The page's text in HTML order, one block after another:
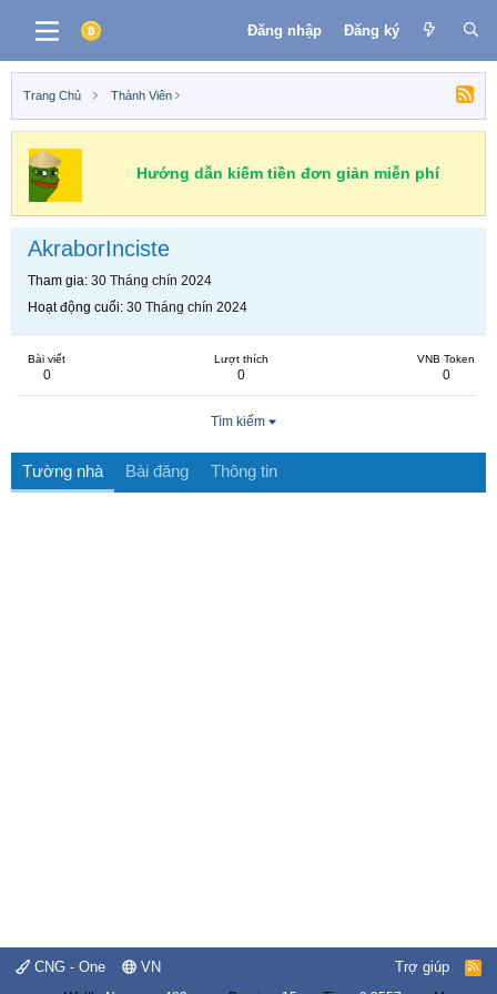
Đăng nhập Đăng ký
Trang Chủ Thành Viên
Hướng dẫn kiếm tiền đơn giản miễn phí
AkraborInciste
Tham gia 30 Tháng chín 2024
Hoạt động cuối 30 Tháng chín 2024
Bài viết
0
Lượt thích
0
VNB Token
0
Tìm kiếm
Tường nhà Bài đăng Thông tin
CNG - One VN Trợ giúp
R